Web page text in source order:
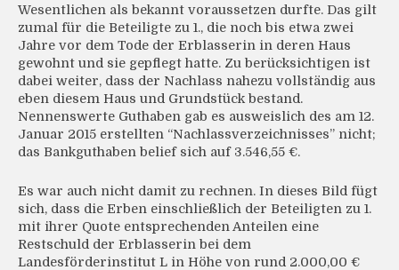
Wesentlichen als bekannt voraussetzen durfte. Das gilt
zumal für die Beteiligte zu 1., die noch bis etwa zwei
Jahre vor dem Tode der Erblasserin in deren Haus
gewohnt und sie gepflegt hatte. Zu berücksichtigen ist
dabei weiter, dass der Nachlass nahezu vollständig aus
eben diesem Haus und Grundstück bestand.
Nennenswerte Guthaben gab es ausweislich des am 12.
Januar 2015 erstellten “Nachlassverzeichnisses” nicht;
das Bankguthaben belief sich auf 3.546,55 €.
Es war auch nicht damit zu rechnen. In dieses Bild fügt
sich, dass die Erben einschließlich der Beteiligten zu 1.
mit ihrer Quote entsprechenden Anteilen eine
Restschuld der Erblasserin bei dem
Landesförderinstitut L in Höhe von rund 2.000,00 €